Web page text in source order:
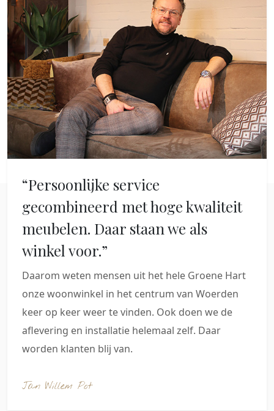
“Persoonlijke service
gecombineerd met hoge kwaliteit
meubelen. Daar staan we als
winkel voor.”
Daarom weten mensen uit het hele Groene Hart
onze woonwinkel in het centrum van Woerden
keer op keer weer te vinden. Ook doen we de
aflevering en installatie helemaal zelf. Daar
worden klanten blij van.
Jan Willem Pot